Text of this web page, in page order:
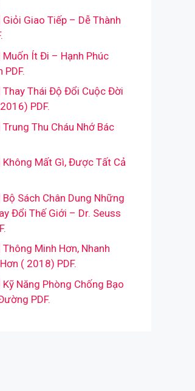
Giỏi Giao Tiếp – Dễ Thành
Muốn Ít Đi – Hạnh Phúc
PDF.
Thay Thái Độ Đổi Cuộc Đời
PDF.
Trung Thu Cháu Nhớ Bác
Không Mất Gì, Được Tất Cả
Bộ Sách Chân Dung Những
Đổi Thế Giới – Dr. Seuss
Thông Minh Hơn, Nhanh
( 2018) PDF.
Kỹ Năng Phòng Chống Bạo
PDF.